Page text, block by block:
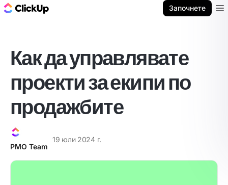
Започнете
Как да управлявате
проекти за екипи по
продажбите
PMO Team
19 юли 2024 г.